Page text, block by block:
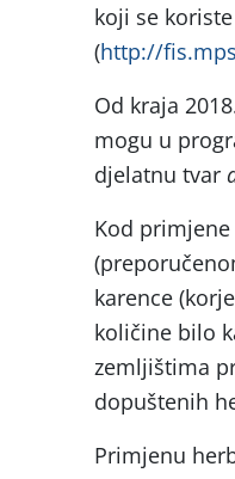
koji se
(http://
Od kraja
mogu u
djelatnu tvar
Kod
karence
količine bilo
zemljištima
dopuštenih
Primjenu